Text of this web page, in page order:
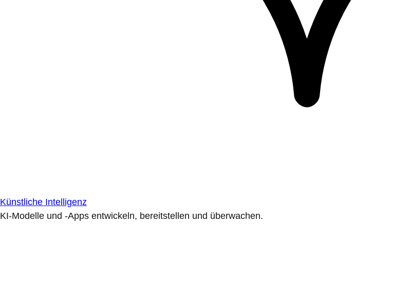
Künstliche Intelligenz
KI-Modelle und -Apps entwickeln, bereitstellen und überwachen.